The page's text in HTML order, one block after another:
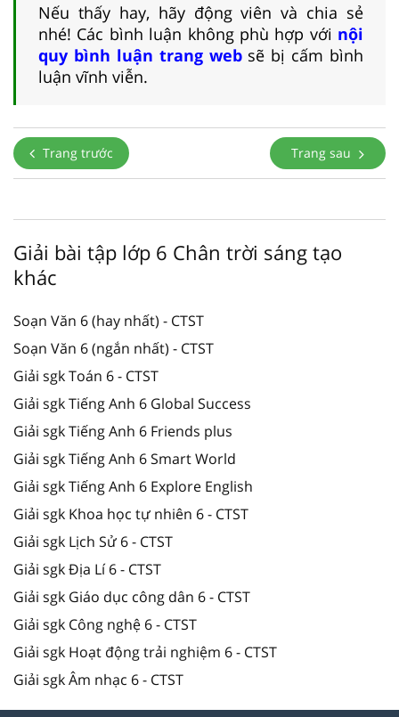
Nếu thấy hay, hãy động viên và chia sẻ
nhé! Các bình luận không phù hợp với nội
quy bình luận trang websẽ bị cấm bình
luận vĩnh viễn.
Trang trước Trang sau
Giải bài tập lớp 6 Chân trời sáng tạo
khác
Soạn Văn 6 (hay nhất) - CTST
Soạn Văn 6 (ngắn nhất) - CTST
Giải sgk Toán 6 - CTST
Giải sgk Tiếng Anh 6 Global Success
Giải sgk Tiếng Anh 6 Friends plus
Giải sgk Tiếng Anh 6 Smart World
Giải sgk Tiếng Anh 6 Explore English
Giải sgk Khoa học tự nhiên 6 - CTST
Giải sgk Lịch Sử 6 - CTST
Giải sgk Địa Lí 6 - CTST
Giải sgk Giáo dục công dân 6 - CTST
Giải sgk Công nghệ 6 - CTST
Giải sgk Hoạt động trải nghiệm 6 - CTST
Giải sgk Âm nhạc 6 - CTST